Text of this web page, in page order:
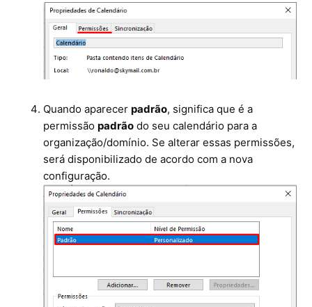
Quando aparecerpadrão, significa que é a
permissãopadrão do seu calendário para a
organização/domínio. Se alterar essas permissões,
será disponibilizado de acordo com a nova
configuração.